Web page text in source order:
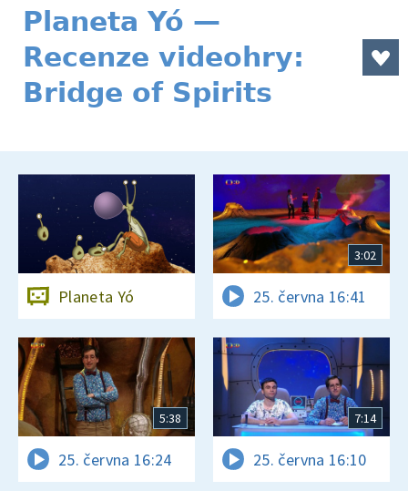
Planeta Yó —
Recenze videohry:
Bridge of Spirits
Planeta Yó
3:02
25. června 16:41
5:38
25. června 16:24
7:14
25. června 16:10